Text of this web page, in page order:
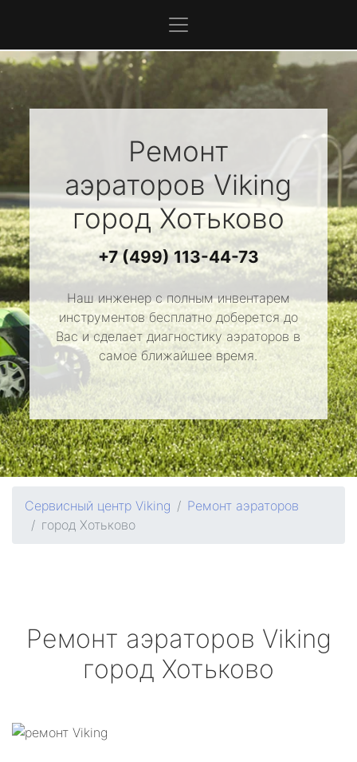
Ремонт
аэраторов Viking
город Хотьково
+7 (499) 113-44-73
Наш инженер с полным инвентарем
инструментов бесплатно доберется до
Вас и сделает диагностику аэраторов в
самое ближайшее время.
Сервисный центр Viking
Ремонт аэраторов
город Хотьково
Ремонт аэраторов Viking
город Хотьково